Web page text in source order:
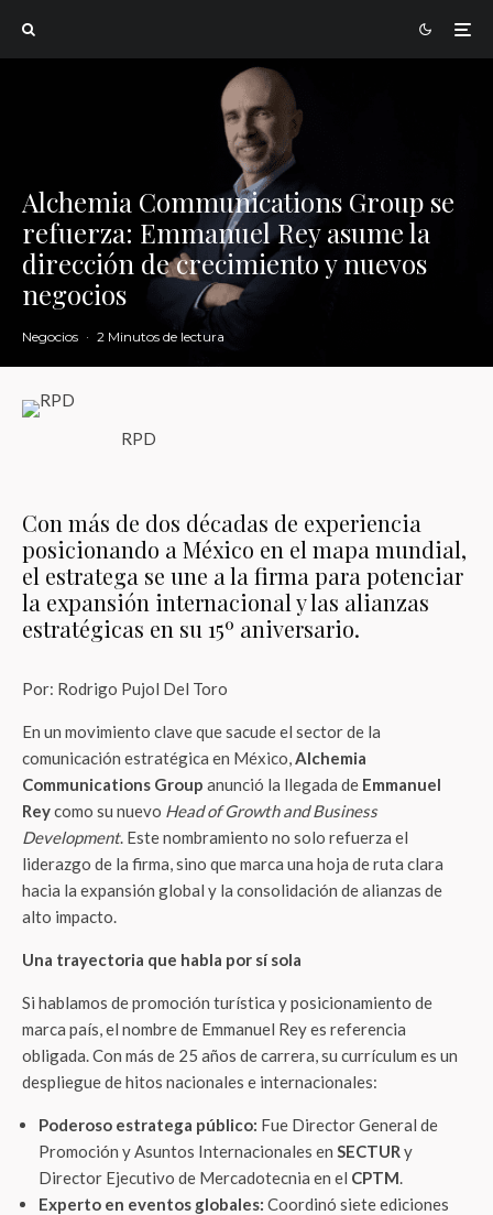
Alchemia Communications Group se
refuerza: Emmanuel Rey asume la
dirección de crecimiento y nuevos
negocios
Negocios · 2 Minutos de lectura
RPD
Con más de dos décadas de experiencia
posicionando a México en el mapa mundial,
el estratega se une a la firma para potenciar
la expansión internacional y las alianzas
estratégicas en su 15º aniversario.
Por: Rodrigo Pujol Del Toro
En un movimiento clave que sacude el sector de la
comunicación estratégica en México,Alchemia
Communications Group anunció la llegada de Emmanuel
Reycomo su nuevo Head of Growth and Business
Development. Este nombramiento no solo refuerza el
liderazgo de la firma, sino que marca una hoja de ruta clara
hacia la expansión global y la consolidación de alianzas de
alto impacto.
Una trayectoria que habla por sí sola
Si hablamos de promoción turística y posicionamiento de
marca país, el nombre de Emmanuel Rey es referencia
obligada. Con más de 25 años de carrera, su currículum es un
despliegue de hitos nacionales e internacionales:
Poderoso estratega público: Fue Director General de
Promoción y Asuntos Internacionales en SECTUR y
Director Ejecutivo de Mercadotecnia en el CPTM.
Experto en eventos globales: Coordinó siete ediciones